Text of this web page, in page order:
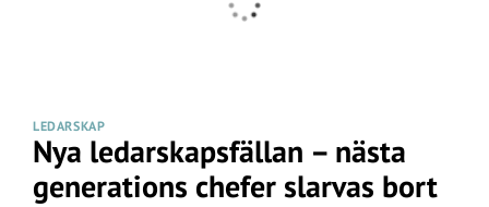
LEDARSKAP
Nya ledarskapsfällan – nästa
generations chefer slarvas bort